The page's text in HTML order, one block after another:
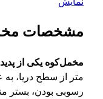
مشخصات
مخمل‌کوه یکی از
متر از سطح دریا،
رسوبی بودن، بستر